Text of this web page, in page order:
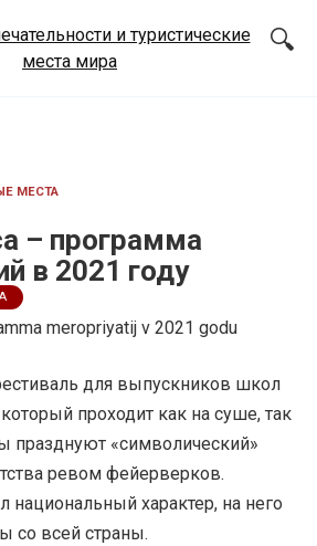
МЕСТА
– программа
в 2021 году
для выпускников школ
проходит как на суше, так
празднуют «символический»
ревом фейерверков.
национальный характер, на него
со всей страны.